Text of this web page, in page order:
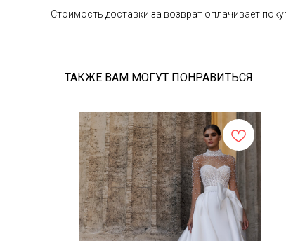
Стоимость доставки за возврат оплачивает
ТАКЖЕ ВАМ МОГУТ ПОНРАВИТЬСЯ